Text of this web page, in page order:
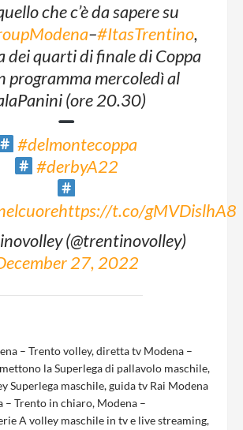
che c’è da sapere su
–#ItasTrentino,
dei quarti di finale di Coppa
programma mercoledì al
(ore 20.30)
#delmontecoppa
#derbyA22
https://t.co/gMVDislhA8
(@trentinovolley)
27, 2022
– Trento volley,diretta tv Modena –
la Superlega di pallavolo maschile,
Superlega maschile,guida tv Rai Modena
– Trento in chiaro, Modena –
A volley maschile in tv e live streaming,